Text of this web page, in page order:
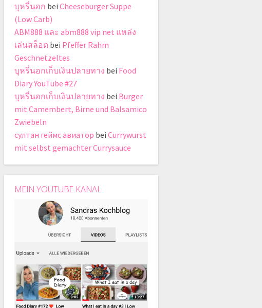
บุหรี่นอก bei Cheeseburger Suppe
(Low Carb)
ABM888 และ abm888 vip net แหล่ง
เล่นสล็อต bei Pfeffer Rahm
Geschnetzeltes
บุหรี่นอกเก็บเงินปลายทาง bei Food
Diary YouTube #27
บุหรี่นอกเก็บเงินปลายทาง bei Burger
mit Camembert, Birne und Balsamico
Zwiebeln
султан геймс авиатор bei Currywurst
mit selbst gemachter Currysauce
MEIN YOUTUBE KANAL